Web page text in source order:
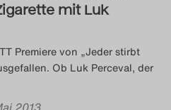
Blog
Blog
mit Luk
Premiere von „Jeder stirbt
Ob Luk Perceval, der